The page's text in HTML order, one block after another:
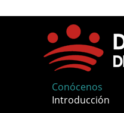
Conócenos
Introducción